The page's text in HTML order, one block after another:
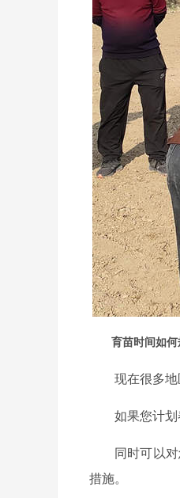
育苗时间如
现在很多
如果您计
同时可以
措施。